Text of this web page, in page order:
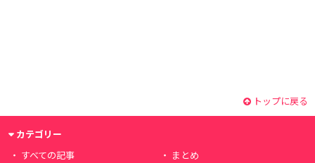
トップに戻る
カテゴリー
すべての記事
まとめ